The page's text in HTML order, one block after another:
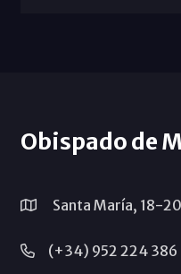
Obispado de
Santa María, 18-
(+34) 952 224 386